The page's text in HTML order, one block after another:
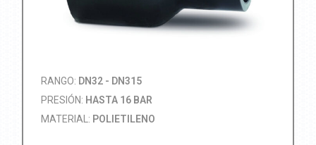
RANGO: DN32 - DN315
PRESIÓN: HASTA 16 BAR
MATERIAL: POLIETILENO